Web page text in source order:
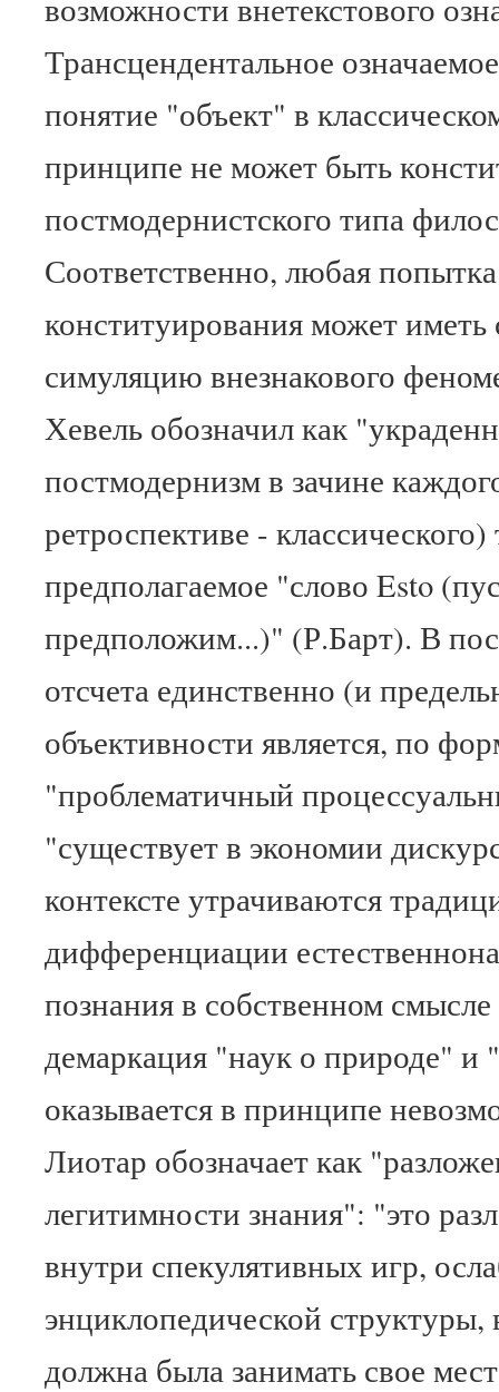
возможности внетекстового
Трансцендентальное
понятие "объект" в
принципе не может быть
постмодернистского типа
Соответственно, любая попытка
конституирования может
симуляцию внезнакового
Хевель обозначил как
постмодернизм в зачине
ретроспективе - классического)
предполагаемое "слово Esto
предположим...)" (Р.Барт). В
отсчета единственно (и
объективности является, по
"проблематичный
"существует в экономии
контексте утрачиваются
дифференциации
познания в собственном смысле
демаркация "наук о природе" и
оказывается в принципе
Лиотар обозначает как
легитимности знания": "это
внутри спекулятивных игр,
энциклопедической структуры,
должна была занимать свое